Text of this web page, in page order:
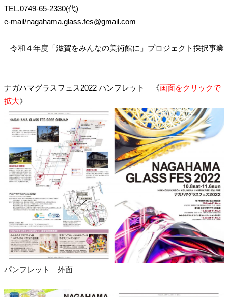
TEL.0749-65-2330(代)
e-mail/nagahama.glass.fes@gmail.com
令和４年度「滋賀をみんなの美術館に」プロジェクト採択事業
ナガハマグラスフェス2022 パンフレット 《画面をクリックで
拡大》
パンフレット 外面